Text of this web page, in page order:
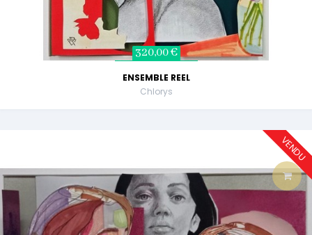
320,00 €
ENSEMBLE REEL
Chlorys
VENDU